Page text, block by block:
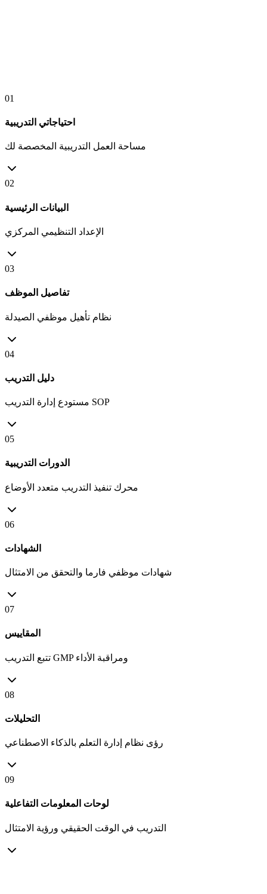
01
احتياجاتي التدريبية
مساحة العمل التدريبية المخصصة لك
02
البيانات الرئيسية
الإعداد التنظيمي المركزي
03
تفاصيل الموظف
نظام تأهيل موظفي الصيدلة
04
دليل التدريب
مستودع إدارة التدريب SOP
05
الدورات التدريبية
محرك تنفيذ التدريب متعدد الأوضاع
06
الشهادات
شهادات موظفي فارما والتحقق من الامتثال
07
المقاييس
تتبع التدريب GMP ومراقبة الأداء
08
التحليلات
رؤى نظام إدارة التعلم بالذكاء الاصطناعي
09
لوحات المعلومات التفاعلية
التدريب في الوقت الحقيقي ورؤية الامتثال